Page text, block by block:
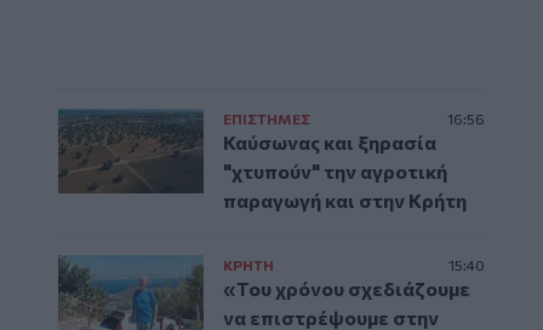
ΕΠΙΣΤΗΜΕΣ 16:56
Καύσωνας και ξηρασία
"χτυπούν" την αγροτική
παραγωγή και στην Κρήτη
ΚΡΗΤΗ 15:40
«Του χρόνου σχεδιάζουμε
να επιστρέψουμε στην